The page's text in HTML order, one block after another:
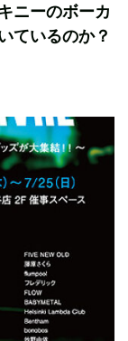
ニーのボーカ
ているのか？